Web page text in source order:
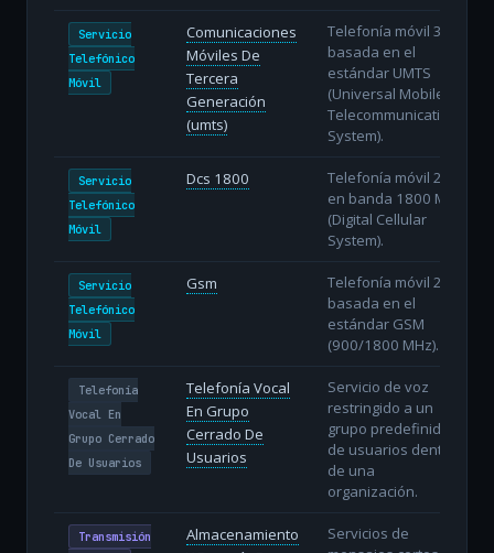
Servicio
Telefónico
Móvil
Comunicaciones
Móviles De
Tercera
Generación
(umts)
Telefonía móvil 3G
basada en el
estándar UMTS
(Universal Mobile
Telecommunications
System).
Servicio
Telefónico
Móvil
Dcs 1800
Telefonía móvil 2G
en banda 1800 MHz
(Digital Cellular
System).
Servicio
Telefónico
Móvil
Gsm
Telefonía móvil 2G
basada en el
estándar GSM
(900/1800 MHz).
Telefonía
Vocal En
Grupo Cerrado
De Usuarios
Telefonía Vocal
En Grupo
Cerrado De
Usuarios
Servicio de voz
restringido a un
grupo predefinido
de usuarios dentro
de una
organización.
Transmisión
Almacenamiento
Servicios de